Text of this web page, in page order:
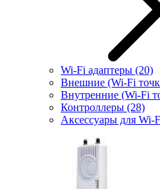
Wi-Fi адаптеры (20)
Внешние (Wi-Fi
Внутренние (Wi-Fi
Контроллеры (28)
Аксессуары для Wi-